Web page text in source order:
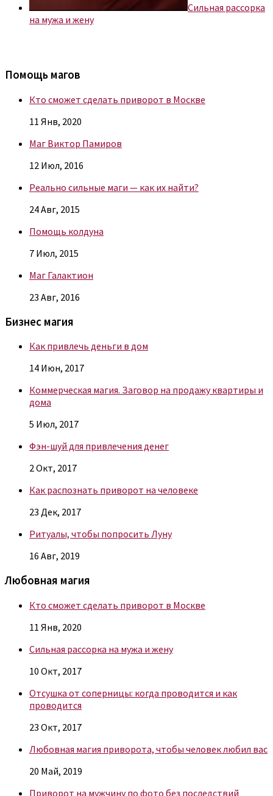
Сильная рассорка
на мужа и жену
Помощь магов
Кто сможет сделать приворот в Москве
11 Янв, 2020
Маг Виктор Памиров
12 Июл, 2016
Реально сильные маги — как их найти?
24 Авг, 2015
Помощь колдуна
7 Июл, 2015
Маг Галактион
23 Авг, 2016
Бизнес магия
Как привлечь деньги в дом
14 Июн, 2017
Коммерческая магия. Заговор на продажу квартиры и
дома
5 Июл, 2017
Фэн-шуй для привлечения денег
2 Окт, 2017
Как распознать приворот на человеке
23 Дек, 2017
Ритуалы, чтобы попросить Луну
16 Авг, 2019
Любовная магия
Кто сможет сделать приворот в Москве
11 Янв, 2020
Сильная рассорка на мужа и жену
10 Окт, 2017
Отсушка от соперницы: когда проводится и как
проводится
23 Окт, 2017
Любовная магия приворота, чтобы человек любил вас
20 Май, 2019
Приворот на мужчину по фото без последствий